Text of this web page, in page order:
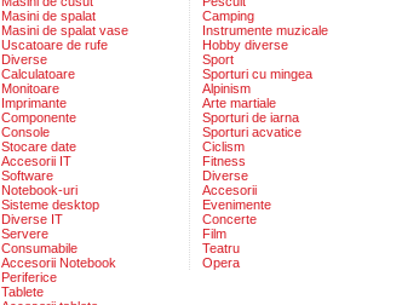
Masini de spalat
Masini de spalat vase
Uscatoare de rufe
Diverse
Calculatoare
Monitoare
Imprimante
Componente
Console
Stocare date
Accesorii IT
Software
Notebook-uri
Sisteme desktop
Diverse IT
Servere
Consumabile
Accesorii Notebook
Periferice
Tablete
Camping
Instrumente muzicale
Hobby diverse
Sport
Sporturi cu mingea
Alpinism
Arte martiale
Sporturi de iarna
Sporturi acvatice
Ciclism
Fitness
Diverse
Accesorii
Evenimente
Concerte
Film
Teatru
Opera